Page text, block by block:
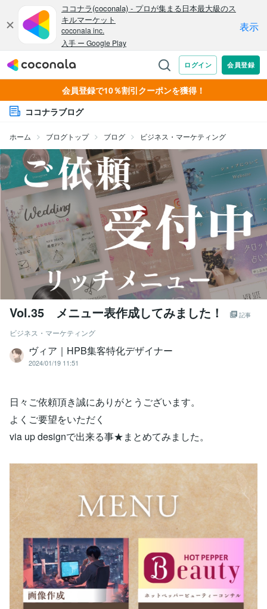
会員登録で10％割引クーポンを獲得！
ココナラブログ
ホーム ブログトップ ブログ ビジネス・マーケティング
Vol.35 メニュー表作成してみました！ 記事
ビジネス・マーケティング
ヴィア｜HPB集客特化デザイナー
2024/01/19 11:51
日々ご依頼頂き誠にありがとうございます。
よくご要望をいただく
via up designで出来る事★まとめてみました。